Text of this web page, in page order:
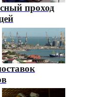
проход